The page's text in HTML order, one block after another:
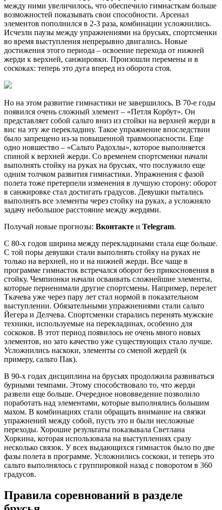
между ними увеличилось, что обеспечило гимнасткам больше
возможностей показывать свои способности. Арсенал
элементов пополнился в 2-3 раза, комбинации усложнились.
Исчезли паузы между упражнениями на брусьях, спортсменки
во время выступления непрерывно двигались. Новые
достижения этого периода – освоение перехода от нижней
жерди к верхней, санжировки. Произошли перемены и в
соскоках: теперь это дуга вперед из оборота стоя.
Но на этом развитие гимнастики не завершилось. В 70-е годы
появился очень сложный элемент – «Петля Корбут». Он
представляет собой сальто вниз из стойки на верхней жерди в
вис на эту же перекладину. Такое упражнение впоследствии
было запрещено из-за повышенной травмоопасности. Еще
одно новшество – «Сальто Радохлы», которое выполняется
спиной к верхней жерди. Со временем спортсменки начали
выполнять стойку на руках на брусьях, что послужило еще
одним толчком развития гимнастики. Упражнения с фазой
полета тоже претерпели изменения в лучшую сторону: оборот
в санжировке стал достигать градусов. Девушки пытались
выполнять все элементы через стойку на руках, а усложняло
задачу небольшое расстояние между жердями.
Получай новые прогнозы: Вконтакте и Telegram.
С 80-х годов ширина между перекладинами стала еще больше.
С той поры девушки стали выполнять стойку на руках не
только на верхней, но и на нижней жерди. Все чаще в
программе гимнасток встречался оборот без прикосновения в
стойку. Чемпионки начали осваивать сложнейшие элементы,
которые перненимали другие спортсмены. Например, перелет
Ткачева уже через пару лет стал нормой в показательном
выступлении. Обязательными упражнениями стали сальто
Йегера и Делчева. Спортсменки старались перенять мужские
техники, используемые на перекладинах, особенно для
соскоков. В этот период появилось не очень много новых
элементов, но зато качество уже существующих стало лучше.
Усложнились наскоки, элементы со сменой жердей (к
примеру, сальто Пак).
В 90-х годах дисциплина на брусьях продолжила развиваться
бурными темпами. Этому способствовало то, что жерди
развели еще больше. Очередное нововведение позволило
поработать над элементами, которые выполнялись большим
махом. В комбинациях стали обращать внимание на связки
упражнений между собой, пусть это и были несложные
переходы. Хорошие результаты показывала Светлана
Хоркина, которая использовала на выступлениях сразу
несколько связок. У всех выдающихся гимнасток было по две
фазы полета в программе. Усложнились соскоки, и теперь это
сальто выполнялось с группировкой назад с поворотом в 360
градусов.
Правила соревнований в разделе